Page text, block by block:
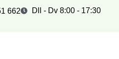
662 Dll - Dv 8:00 - 17:30